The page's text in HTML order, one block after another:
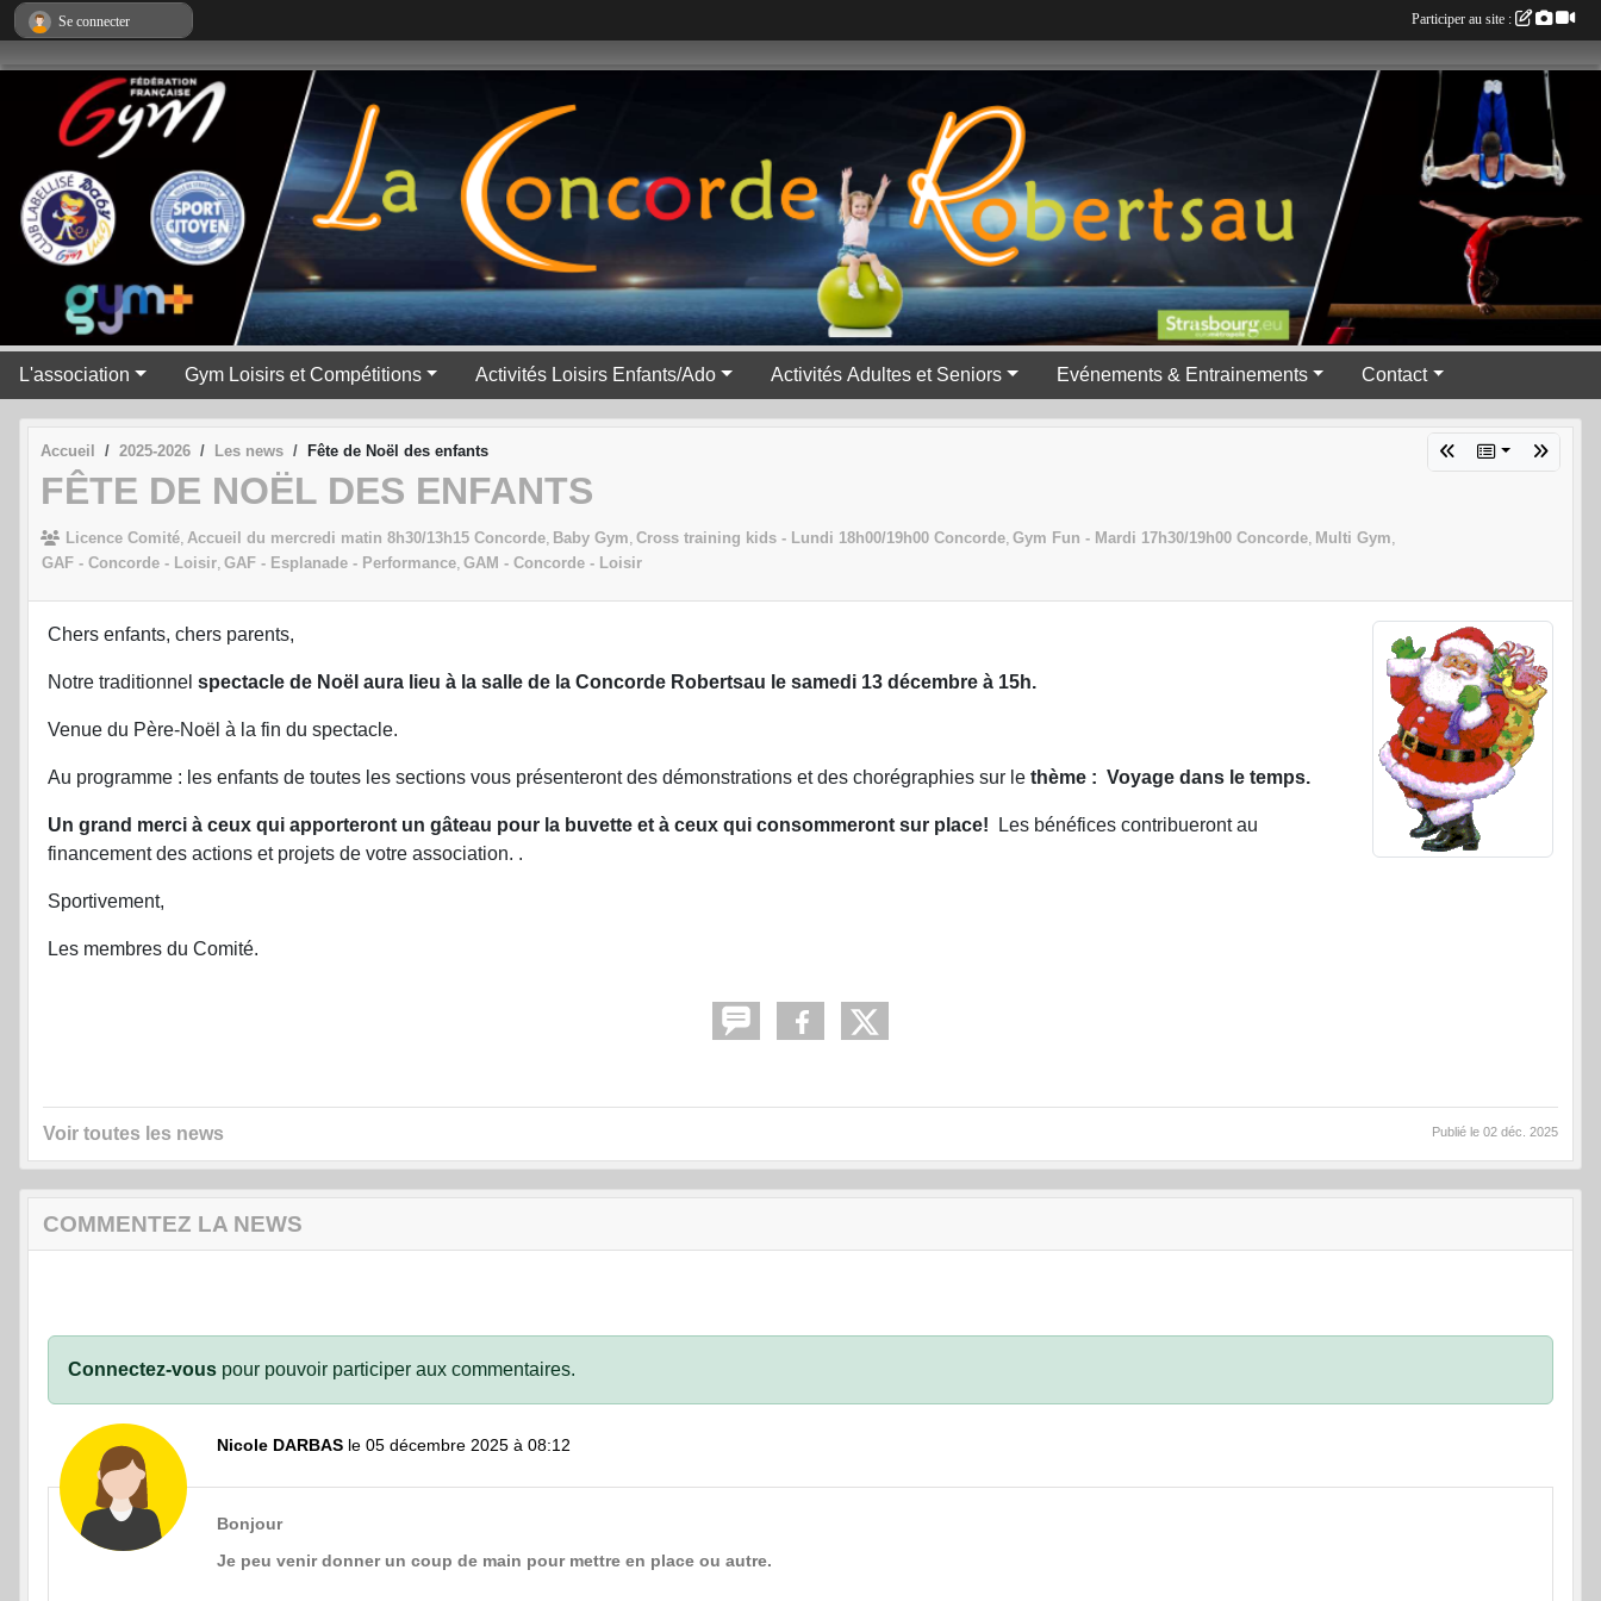
L'association Gym Loisirs et Compétitions Activités Loisirs Enfants/Ado Activités Adultes et Seniors Evénements & Entrainements Contact
Accueil 2025-2026 Les news Fête de Noël des enfants
FÊTE DE NOËL DES ENFANTS
Licence Comité Accueil du mercredi matin 8h30/13h15 Concorde Baby Gym Cross training kids - Lundi 18h00/19h00 Concorde Gym Fun - Mardi 17h30/19h00 Concorde Multi Gym
GAF - Concorde - Loisir GAF - Esplanade - Performance GAM - Concorde - Loisir
Chers enfants, chers parents,
Notre traditionnel spectacle de Noël aura lieu à la salle de la Concorde Robertsau le samedi 13 décembre à 15h.
Venue du Père-Noël à la fin du spectacle.
Au programme : les enfants de toutes les sections vous présenteront des démonstrations et des chorégraphies sur le thème : Voyage dans le temps.
Un grand merci à ceux qui apporteront un gâteau pour la buvette et à ceux qui consommeront sur place! Les bénéfices contribueront au
financement des actions et projets de votre association. .
Sportivement,
Les membres du Comité.
Voir toutes les news Publié le 02 déc. 2025
COMMENTEZ LA NEWS
Connectez-vous pour pouvoir participer aux commentaires.
Nicole DARBAS le 05 décembre 2025 à 08:12
Bonjour
Je peu venir donner un coup de main pour mettre en place ou autre.
Se connecter Participer au site :
Panneau de gestion des cookies